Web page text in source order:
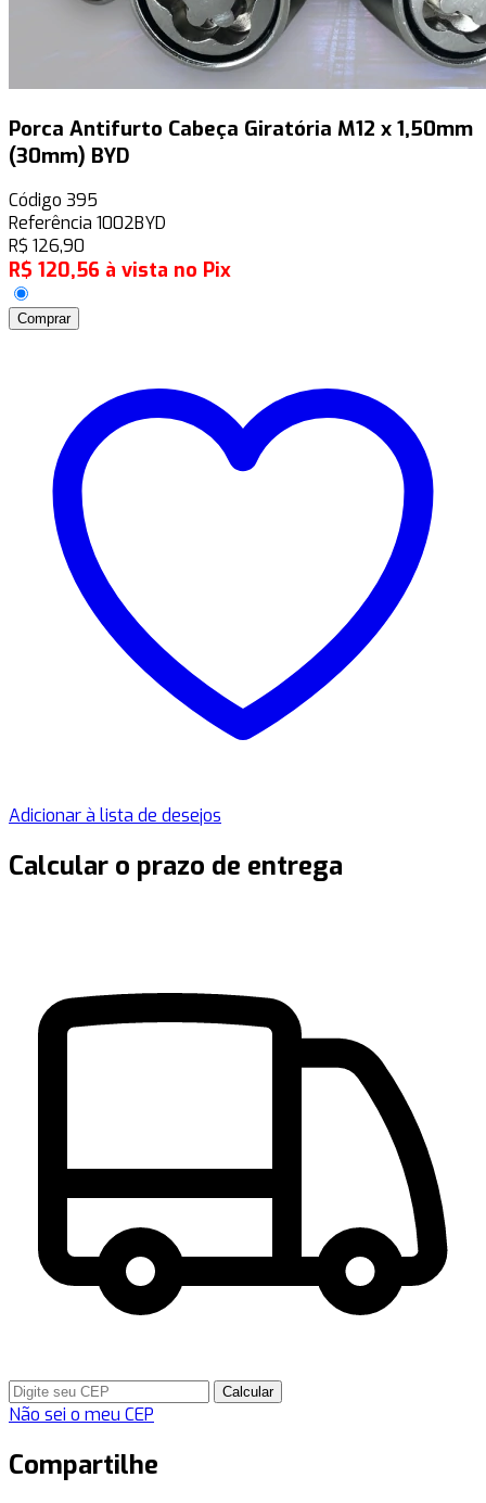
Porca Antifurto Cabeça Giratória M12 x 1,50mm
(30mm) BYD
Código 395
Referência 1002BYD
R$ 126,90
R$ 120,56 à vista no Pix
Comprar
Adicionar à lista de desejos
Calcular o prazo de entrega
Calcular
Não sei o meu CEP
Compartilhe